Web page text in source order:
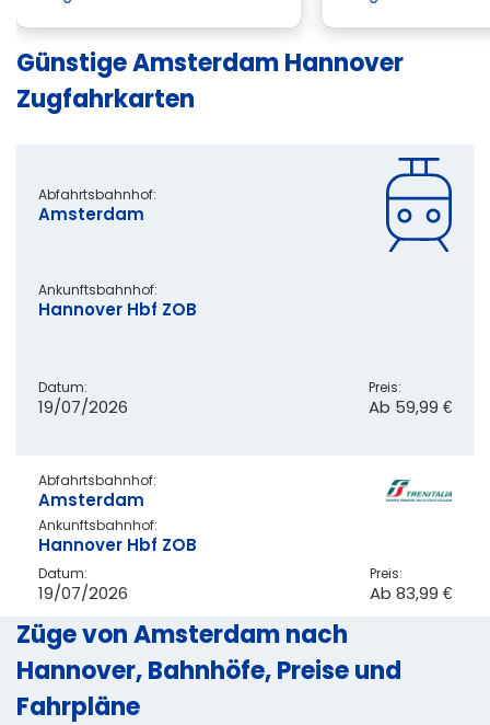
Günstige Amsterdam Hannover
Zugfahrkarten
Abfahrtsbahnhof:
Amsterdam
Ankunftsbahnhof:
Hannover Hbf ZOB
Datum:
19/07/2026
Preis:
Ab 59,99 €
Abfahrtsbahnhof:
Amsterdam
Ankunftsbahnhof:
Hannover Hbf ZOB
Datum:
19/07/2026
Preis:
Ab 83,99 €
Züge von Amsterdam nach
Hannover, Bahnhöfe, Preise und
Fahrpläne